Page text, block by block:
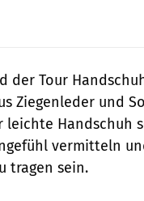
der Tour
Ziegenleder und
leichte Handschuh
vermitteln
tragen sein.